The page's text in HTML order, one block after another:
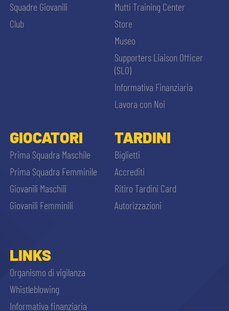
Squadre Giovanili
Club
Mutti Training Center
Store
Museo
Supporters Liaison Officer
(SLO)
Informativa Finanziaria
Lavora con Noi
GIOCATORI
Prima Squadra Maschile
Prima Squadra Femminile
Giovanili Maschili
Giovanili Femminili
TARDINI
Biglietti
Accrediti
Ritiro Tardini Card
Autorizzazioni
LINKS
Organismo di vigilanza
Whistleblowing
Informativa finanziaria